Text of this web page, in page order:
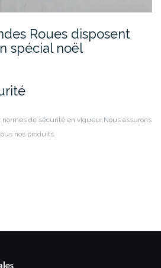
Roues disposent
spécial noël
de sécurité en vigueur. Nous assurons
nos produits.